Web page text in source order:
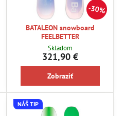
30%
BATALEON snowboard
FEELBETTER
Skladom
321,90 €
Zobraziť
NÁŠ TIP